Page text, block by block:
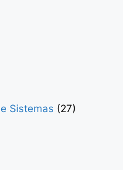
Sistemas (27)